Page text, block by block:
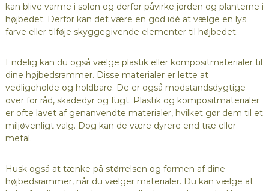
kan blive varme i solen og derfor påvirke jorden og planterne i
højbedet. Derfor kan det være en god idé at vælge en lys
farve eller tilføje skyggegivende elementer til højbedet.
Endelig kan du også vælge plastik eller kompositmaterialer til
dine højbedsrammer. Disse materialer er lette at
vedligeholde og holdbare. De er også modstandsdygtige
over for råd, skadedyr og fugt. Plastik og kompositmaterialer
er ofte lavet af genanvendte materialer, hvilket gør dem til et
miljøvenligt valg. Dog kan de være dyrere end træ eller
metal.
Husk også at tænke på størrelsen og formen af dine
højbedsrammer, når du vælger materialer. Du kan vælge at